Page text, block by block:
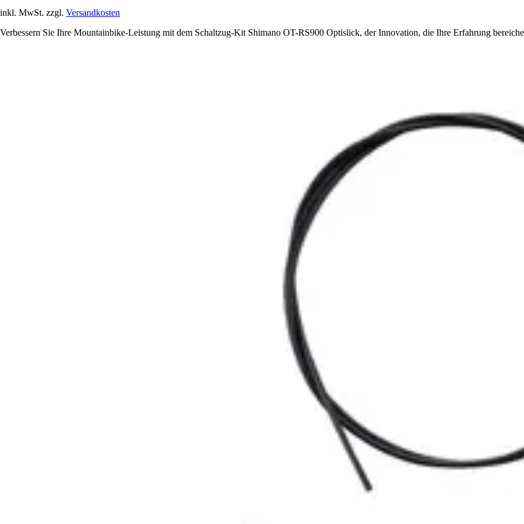
inkl. MwSt. zzgl. Versandkosten
Verbessern Sie Ihre Mountainbike-Leistung mit dem Schaltzug-Kit Shimano OT-RS900 Optislick, der Innovation, die Ihre Erfahrung